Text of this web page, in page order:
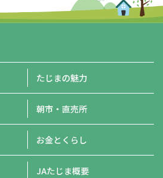
たじまの魅力
朝市・直売所
お金とくらし
JAたじま概要